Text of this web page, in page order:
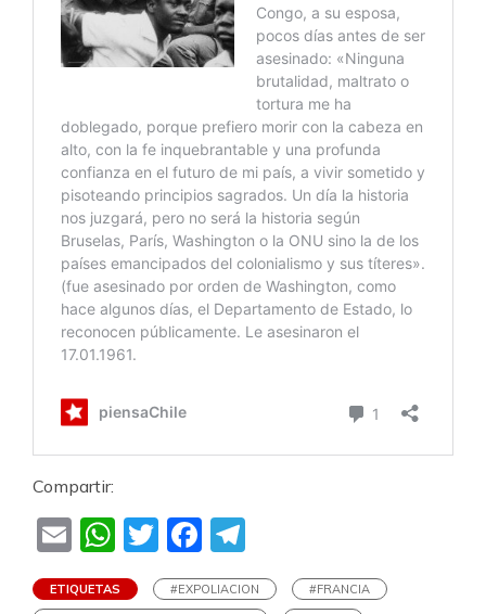
Compartir:
EmailWhatsApp
TwitterFacebook
ETIQUETAS #EXPOLIACION
#FRANCIA